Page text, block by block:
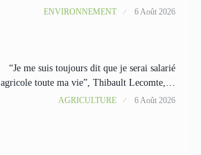
ENVIRONNEMENT 6 Août 2026
“Je me suis toujours dit que je serai salarié
agricole toute ma vie”, Thibault Lecomte,…
AGRICULTURE 6 Août 2026